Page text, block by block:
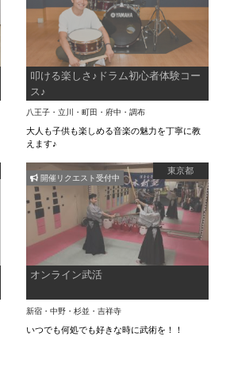
叩ける楽しさ♪ドラム初心者体験コー
ス♪
八王子・立川・町田・府中・調布
大人も子供も楽しめる音楽の魅力を丁寧に教
えます♪
東京都
オンライン武活
新宿・中野・杉並・吉祥寺
いつでも何処でも好きな時に武術を！！
開催リクエスト受付中